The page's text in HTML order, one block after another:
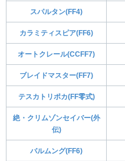
スパルタン(FF4)
カラミティスピア(FF6)
オートクレール(CCFF7)
ブレイドマスター(FF7)
テスカトリポカ(FF零式)
絶・クリムゾンセイバー(外
伝)
バルムング(FF6)